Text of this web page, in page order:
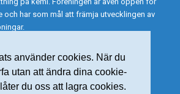
använder cookies. När du
utan att ändra dina cookie-
du oss att lagra cookies.
och har som mål att främja utvecklingen av